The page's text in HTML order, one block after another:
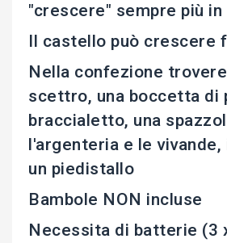
"crescere" sempre più in
Il castello può crescere
Nella confezione
scettro, una boccetta di
braccialetto, una
l'argenteria e le
un piedistallo
Bambole NON incluse
Necessita di batterie (3